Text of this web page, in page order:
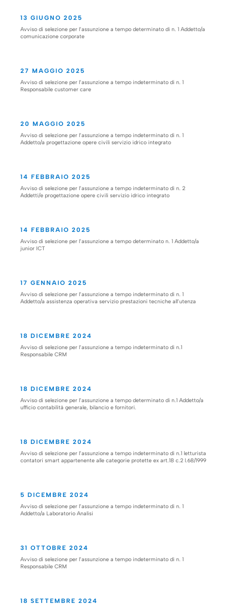
13 GIUGNO 2025
Avviso di selezione per l’assunzione a tempo determinato di n. 1 Addetto/a
comunicazione corporate
27 MAGGIO 2025
Avviso di selezione per l’assunzione a tempo indeterminato di n. 1
Responsabile customer care
20 MAGGIO 2025
Avviso di selezione per l’assunzione a tempo indeterminato di n. 1
Addetto/a progettazione opere civili servizio idrico integrato
14 FEBBRAIO 2025
Avviso di selezione per l’assunzione a tempo indeterminato di n. 2
Addetti/e progettazione opere civili servizio idrico integrato
14 FEBBRAIO 2025
Avviso di selezione per l’assunzione a tempo determinato n. 1 Addetto/a
junior ICT
17 GENNAIO 2025
Avviso di selezione per l’assunzione a tempo indeterminato di n. 1
Addetto/a assistenza operativa servizio prestazioni tecniche all’utenza
18 DICEMBRE 2024
Avviso di selezione per l’assunzione a tempo indeterminato di n.1
Responsabile CRM
18 DICEMBRE 2024
Avviso di selezione per l’assunzione a tempo determinato di n.1 Addetto/a
ufficio contabilità generale, bilancio e fornitori.
18 DICEMBRE 2024
Avviso di selezione per l’assunzione a tempo indeterminato di n.1 letturista
contatori smart appartenente alle categorie protette ex art.18 c.2 l.68/1999
5 DICEMBRE 2024
Avviso di selezione per l’assunzione a tempo indeterminato di n. 1
Addetto/a Laboratorio Analisi
31 OTTOBRE 2024
Avviso di selezione per l’assunzione a tempo indeterminato di n. 1
Responsabile CRM
18 SETTEMBRE 2024